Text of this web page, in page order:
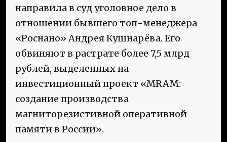
направила в суд уголовное дело в
отношении бывшего топ-менеджера
«Роснано» Андрея Кушнарёва. Его
обвиняют в растрате более 7,5 млрд
рублей, выделенных на
инвестиционный проект «MRAM:
создание производства
магниторезистивной оперативной
памяти в России».